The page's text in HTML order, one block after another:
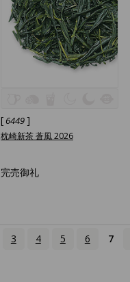
[ 6449]
枕崎新茶 蒼風 2026
完売御礼
3 4 5 6 7